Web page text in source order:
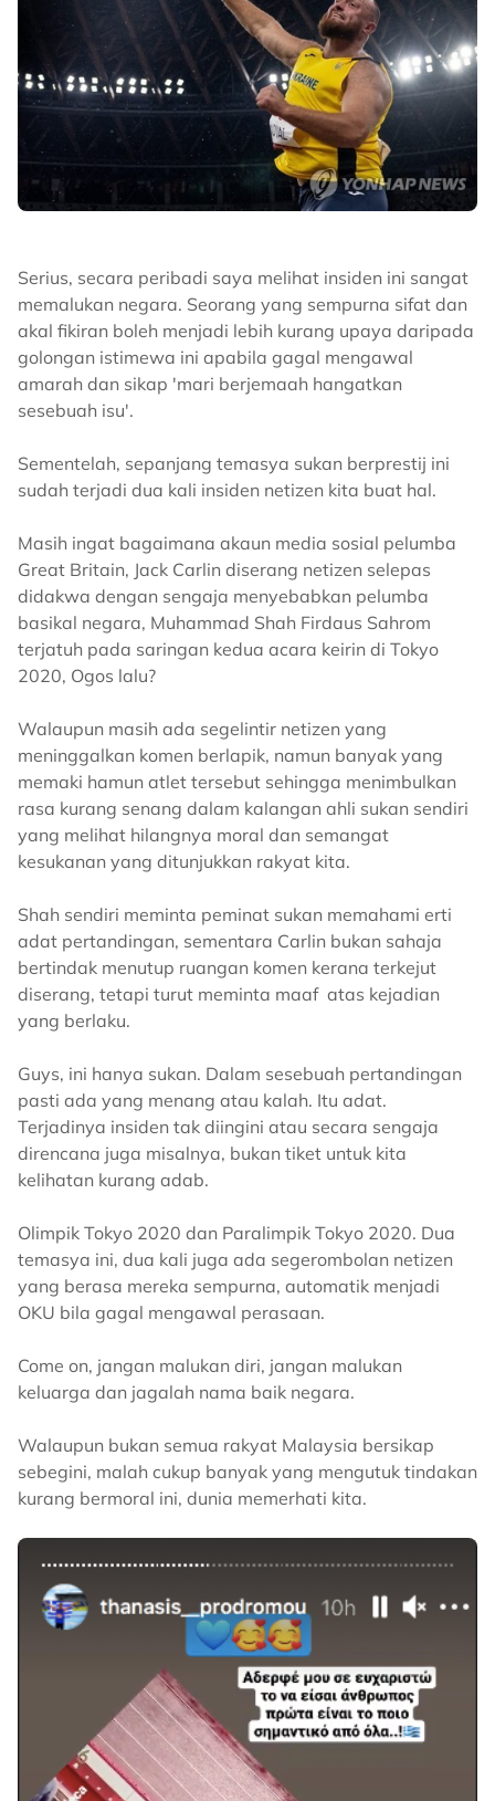
Serius, secara peribadi saya melihat insiden ini sangat
memalukan negara. Seorang yang sempurna sifat dan
akal fikiran boleh menjadi lebih kurang upaya daripada
golongan istimewa ini apabila gagal mengawal
amarah dan sikap 'mari berjemaah hangatkan
sesebuah isu'.
Sementelah, sepanjang temasya sukan berprestij ini
sudah terjadi dua kali insiden netizen kita buat hal.
Masih ingat bagaimana akaun media sosial pelumba
Great Britain, Jack Carlin diserang netizen selepas
didakwa dengan sengaja menyebabkan pelumba
basikal negara, Muhammad Shah Firdaus Sahrom
terjatuh pada saringan kedua acara keirin di Tokyo
2020, Ogos lalu?
Walaupun masih ada segelintir netizen yang
meninggalkan komen berlapik, namun banyak yang
memaki hamun atlet tersebut sehingga menimbulkan
rasa kurang senang dalam kalangan ahli sukan sendiri
yang melihat hilangnya moral dan semangat
kesukanan yang ditunjukkan rakyat kita.
Shah sendiri meminta peminat sukan memahami erti
adat pertandingan, sementara Carlin bukan sahaja
bertindak menutup ruangan komen kerana terkejut
diserang, tetapi turut meminta maaf atas kejadian
yang berlaku.
Guys, ini hanya sukan. Dalam sesebuah pertandingan
pasti ada yang menang atau kalah. Itu adat.
Terjadinya insiden tak diingini atau secara sengaja
direncana juga misalnya, bukan tiket untuk kita
kelihatan kurang adab.
Olimpik Tokyo 2020 dan Paralimpik Tokyo 2020. Dua
temasya ini, dua kali juga ada segerombolan netizen
yang berasa mereka sempurna, automatik menjadi
OKU bila gagal mengawal perasaan.
Come on, jangan malukan diri, jangan malukan
keluarga dan jagalah nama baik negara.
Walaupun bukan semua rakyat Malaysia bersikap
sebegini, malah cukup banyak yang mengutuk tindakan
kurang bermoral ini, dunia memerhati kita.